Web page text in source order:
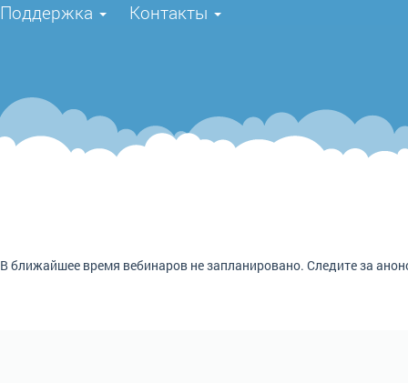
Поддержка
Контакты
В ближайшее время вебинаров не запланировано. Следите за